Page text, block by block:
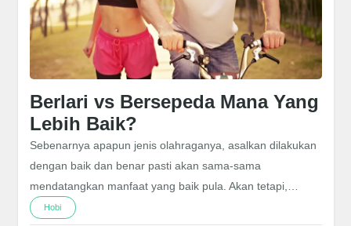
Berlari vs Bersepeda Mana Yang
Lebih Baik?
Sebenarnya apapun jenis olahraganya, asalkan dilakukan
dengan baik dan benar pasti akan sama-sama
mendatangkan manfaat yang baik pula. Akan tetapi,…
Hobi